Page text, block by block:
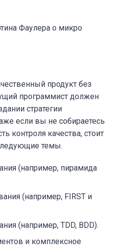
Фаулера о микро
продукт без
программист должен
стратегии
если вы не собираетесь
контроля качества, стоит
темы.
(например, пирамида
(например, FIRST и
(например, TDD, BDD).
и комплексное